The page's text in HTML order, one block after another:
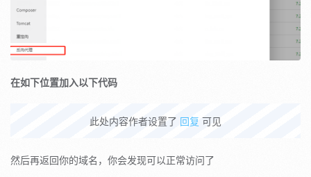
在如下位置加入以下代码
此处内容作者设置了 回复 可见
然后再返回你的域名，你会发现可以正常访问了